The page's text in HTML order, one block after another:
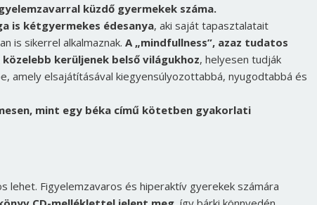
küzdő gyermekek száma.
is kétgyermekes édesanya, aki saját tapasztalatait
is sikerrel alkalmaznak. A „mindfullness”, azaz tudatos
kerüljenek belső világukhoz, helyesen tudják
amely elsajátításával kiegyensúlyozottabbá, nyugodtabbá és
mint egy béka című kötetben gyakorlati
lehet. Figyelemzavaros és hiperaktív gyerekek számára